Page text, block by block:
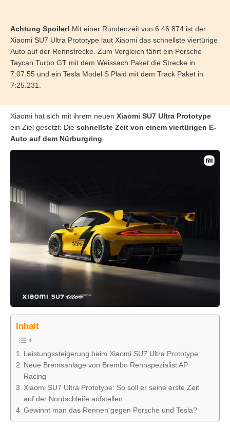
Achtung Spoiler! Mit einer Rundenzeit von 6:46.874 ist der
Xiaomi SU7 Ultra Prototype laut Xiaomi das schnellste viertürige
Auto auf der Rennstrecke. Zum Vergleich fährt ein Porsche
Taycan Turbo GT mit dem Weissach Paket die Strecke in
7:07.55 und ein Tesla Model S Plaid mit dem Track Paket in
7:25.231.
Xiaomi hat sich mit ihrem neuen Xiaomi SU7 Ultra Prototype
ein Ziel gesetzt: Die schnellste Zeit von einem viertürigen E-
Auto auf dem Nürburgring
Inhalt
Leistungssteigerung beim Xiaomi SU7 Ultra Prototype
Neue Bremsanlage von Brembo Rennspezialist AP
Racing
Xiaomi SU7 Ultra Prototype: So soll er seine erste Zeit
auf der Nordschleife aufstellen
Gewinnt man das Rennen gegen Porsche und Tesla?